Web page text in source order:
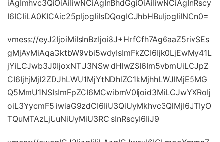
iAgImhvc3QiOiAiIiwNCiAgInBhdGgiOiAiIiwNCiAgInRscy
I6ICIiLA0KICAic25pIjogIiIsDQogICJhbHBuIjogIiINCn0=
vmess://eyJ2IjoiMiIsInBzIjoi8J+HrfCfh7Ag6aaZ5rivSEs
gMjAyMiAqaGktbW9vbi5wdyIsImFkZCI6Ijk0LjEwMy41L
jYiLCJwb3J0IjoxNTU3NSwidHlwZSI6Im5vbmUiLCJpZ
CI6IjhjMjI2ZDJhLWU1MjYtNDhlZC1kMjhhLWJlMjE5MG
Q5MmU1NSIsImFpZCI6MCwibmV0Ijoid3MiLCJwYXRoIj
oiL3YycmF5IiwiaG9zdCI6IiU3QiUyMkhvc3QlMjI6JTIyO
TQuMTAzLjUuNiUyMiU3RCIsInRscyI6IiJ9